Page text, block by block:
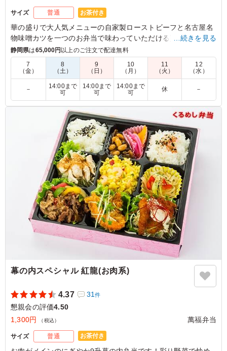
サイズ 普通 お茶付き
華の盛りで大人気メニューの自家製ローストビーフと名古屋名
物味噌カツを一つのお弁当で味わっていただける贅沢な逸品で
す！ご満足いただけること間違いなし。
4.5 トヨタ車体
野菜も多く彩り、バランスの良い豪華なお弁当でした。ロ
ーストビーフのタレの味が薄く物足りなかったのが残念で
した(味噌カツに負けない味付けになると嬉しいです)。ま
た機会があれば注文したいと思います。
ご利用シーン：懇親会›歓迎会
愛知県刈谷市一里山町2025/09/03
…続きを見る
静岡県は65,000円 以上のご注文で配達無料
7
（金）
8
（土）
9
（日）
10
（月）
11
（火）
12
（水）
－
14:00まで
可
14:00まで
可
14:00まで
可
休 －
幕の内スペシャル 紅龍(お肉系)
4.37 31件
懇親会の評価4.50
1,300円
（税込） 萬福弁当
サイズ 普通 お茶付き